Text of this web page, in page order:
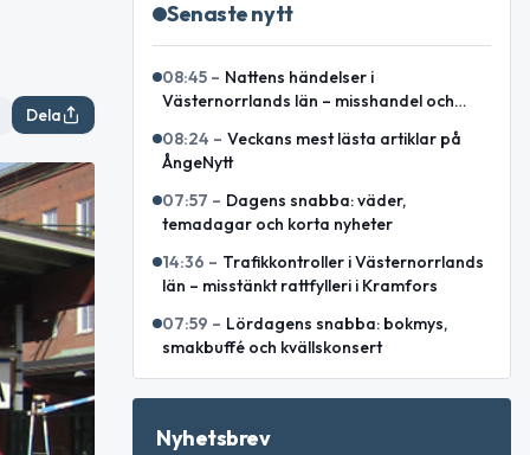
Dela
Senaste nytt
08:45 – Nattens händelser i
Västernorrlands län – misshandel och
08:24 – Veckans mest lästa artiklar på
ÅngeNytt
07:57 – Dagens snabba: väder,
temadagar och korta nyheter
14:36 – Trafikkontroller i Västernorrlands
län – misstänkt rattfylleri i Kramfors
07:59 – Lördagens snabba: bokmys,
smakbuffé och kvällskonsert
Nyhetsbrev